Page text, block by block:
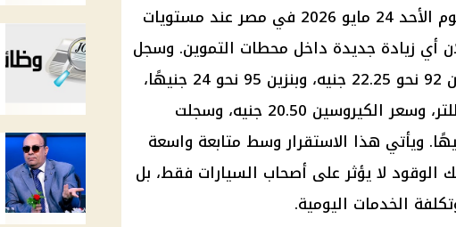
الأحد 24 مايو 2026
في مصر عند مستويات
أي زيادة جديدة داخل محطات التموين. وسجل
نحو 20.75 جنيه للتر، وبنزين 92 نحو 22.25 جنيه، وبنزين 95 نحو 24 جنيهًا،
بينما بلغ سعر السولار 20.50 جنيه للتر، وسعر الكيروسين 20.50 جنيه، وسجلت
البوتاجاز المنزلية 275 جنيهًا. ويأتي هذا الاستقرار وسط متابعة واسعة
الوقود لا يؤثر على أصحاب السيارات فقط، بل
الخدمات اليومية.